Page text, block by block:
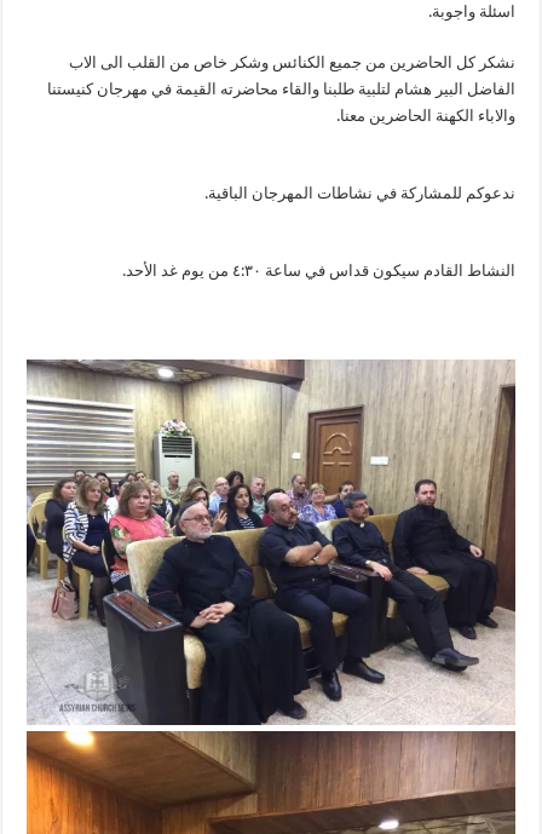
اسئلة واجوبة.
نشكر كل الحاضرين من جميع الكنائس وشكر خاص من القلب الى الاب
الفاضل البير هشام لتلبية طلبنا والقاء محاضرته القيمة في مهرجان كنيستنا
والاباء الكهنة الحاضرين معنا.
ندعوكم للمشاركة في نشاطات المهرجان الباقية.
النشاط القادم سيكون قداس في ساعة ٤:٣٠ من يوم غد الأحد.